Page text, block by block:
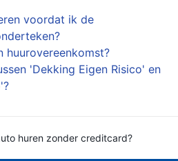
voordat ik de
huurovereenkomst?
'Dekking Eigen Risico' en
huren zonder creditcard?